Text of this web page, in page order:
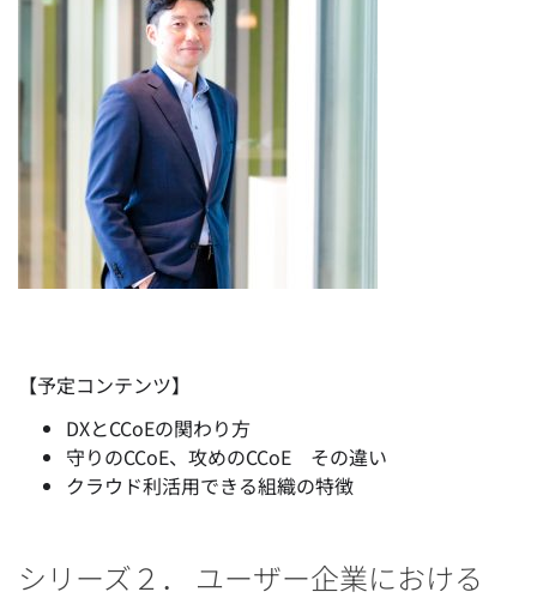
【予定コンテンツ】
DXとCCoEの関わり方
守りのCCoE、攻めのCCoE その違い
クラウド利活用できる組織の特徴
シリーズ２． ユーザー企業における